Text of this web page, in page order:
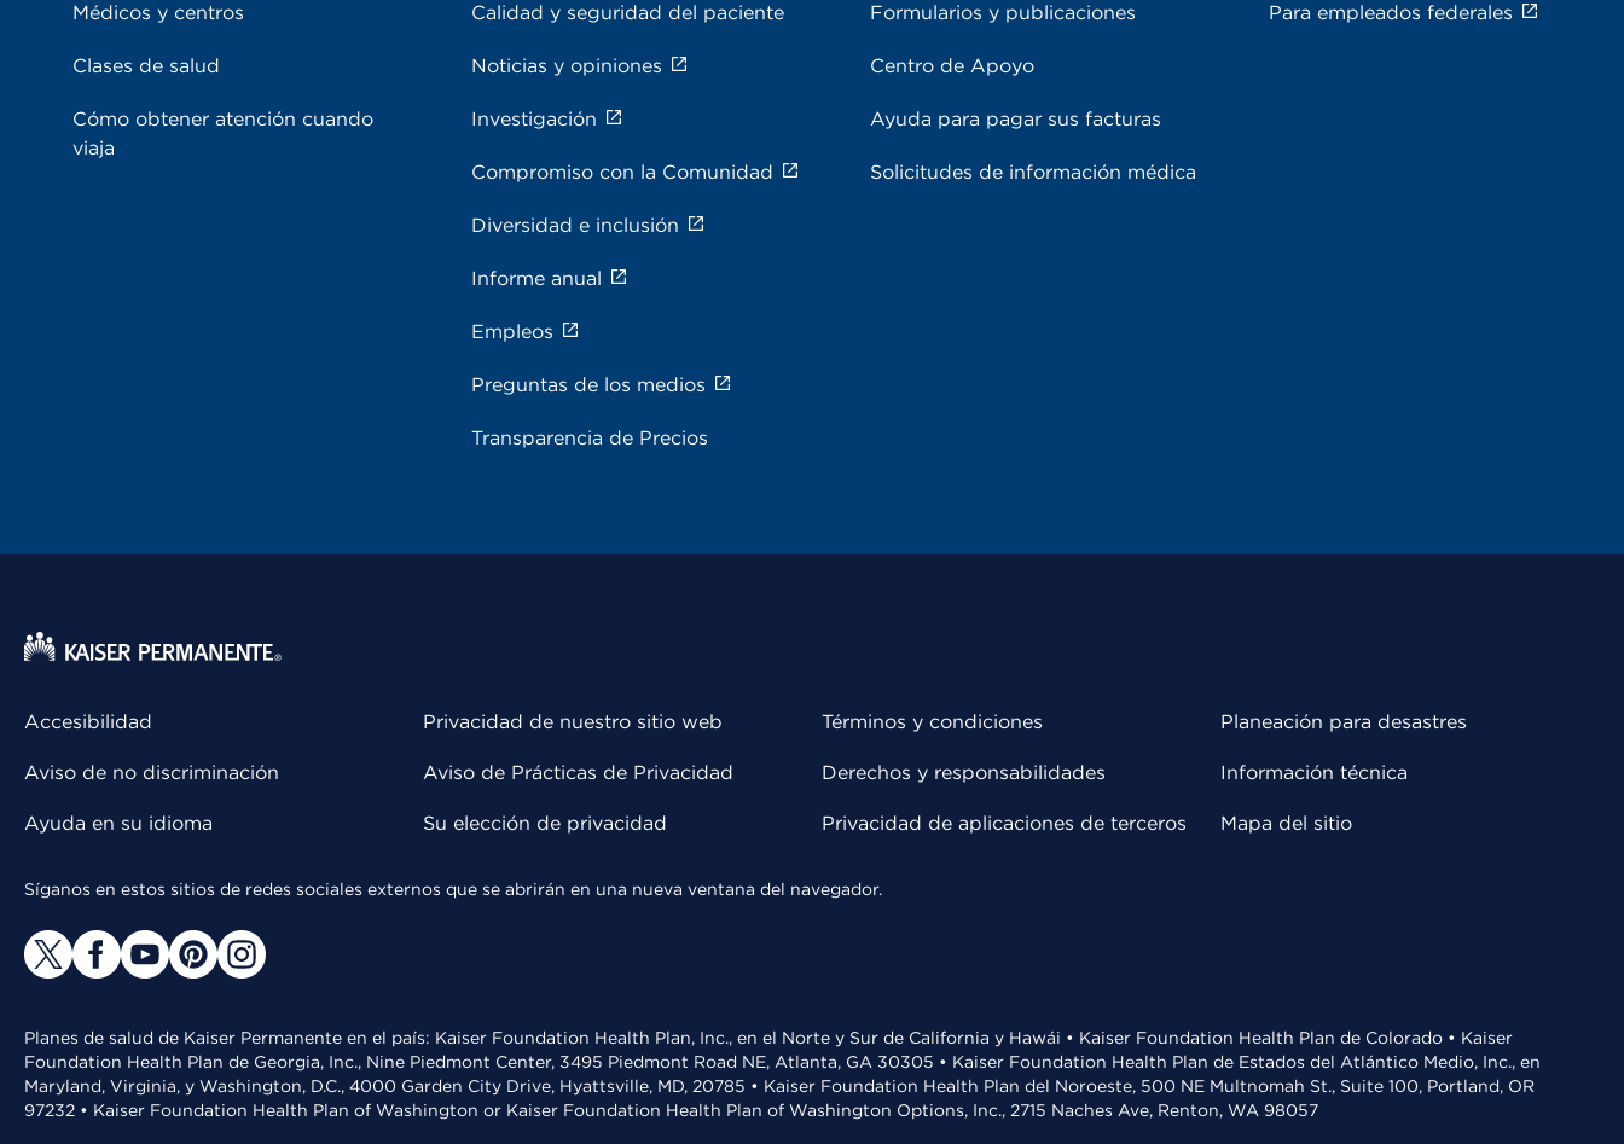
Médicos y centros
Clases de salud
Cómo obtener atención cuando
viaja
Calidad y seguridad del paciente
Noticias y opiniones
Investigación
Compromiso con la Comunidad
Diversidad e inclusión
Informe anual
Empleos
Preguntas de los medios
Transparencia de Precios
Formularios y publicaciones
Centro de Apoyo
Ayuda para pagar sus facturas
Solicitudes de información médica
Para empleados federales
Accesibilidad
Aviso de no discriminación
Ayuda en su idioma
Privacidad de nuestro sitio web
Aviso de Prácticas de Privacidad
Su elección de privacidad
Términos y condiciones
Derechos y responsabilidades
Privacidad de aplicaciones de terceros
Planeación para desastres
Información técnica
Mapa del sitio
Síganos en estos sitios de redes sociales externos que se abrirán en una nueva ventana del navegador.
Planes de salud de Kaiser Permanente en el país: Kaiser Foundation Health Plan, Inc., en el Norte y Sur de California y Hawái • Kaiser Foundation Health Plan de Colorado • Kaiser
Foundation Health Plan de Georgia, Inc., Nine Piedmont Center, 3495 Piedmont Road NE, Atlanta, GA 30305 • Kaiser Foundation Health Plan de Estados del Atlántico Medio, Inc., en
Maryland, Virginia, y Washington, D.C., 4000 Garden City Drive, Hyattsville, MD, 20785 • Kaiser Foundation Health Plan del Noroeste, 500 NE Multnomah St., Suite 100, Portland, OR
97232 • Kaiser Foundation Health Plan of Washington or Kaiser Foundation Health Plan of Washington Options, Inc., 2715 Naches Ave, Renton, WA 98057